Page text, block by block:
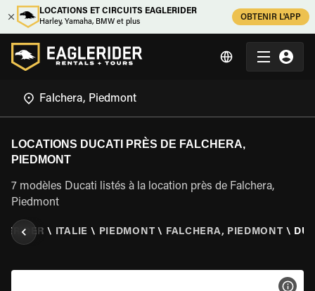
LOCATIONS ET CIRCUITS EAGLERIDER
Harley, Yamaha, BMW et plus
OBTENIR L'APP
LOCATIONS DUCATI PRÈS DE FALCHERA,
PIEDMONT
7 modèles Ducati listés à la location près de Falchera,
Piedmont
\ ITALIE \ PIEDMONT \ FALCHERA, PIEDMONT \